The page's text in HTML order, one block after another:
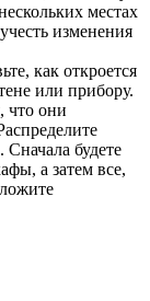
местах
изменения
как откроется
или прибору.
что они
будете
а затем все,